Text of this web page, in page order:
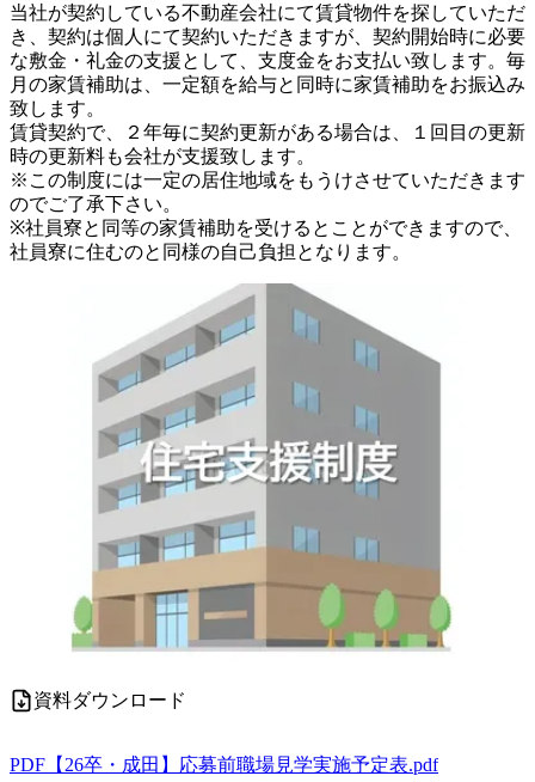
当社が契約している不動産会社にて賃貸物件を探していただ
き、契約は個人にて契約いただきますが、契約開始時に必要
な敷金・礼金の支援として、支度金をお支払い致します。毎
月の家賃補助は、一定額を給与と同時に家賃補助をお振込み
致します。
賃貸契約で、２年毎に契約更新がある場合は、１回目の更新
時の更新料も会社が支援致します。
※この制度には一定の居住地域をもうけさせていただきます
のでご了承下さい。
※社員寮と同等の家賃補助を受けるとことができますので、
社員寮に住むのと同様の自己負担となります。
資料ダウンロード
PDF 【26卒・成田】応募前職場見学実施予定表.pdf